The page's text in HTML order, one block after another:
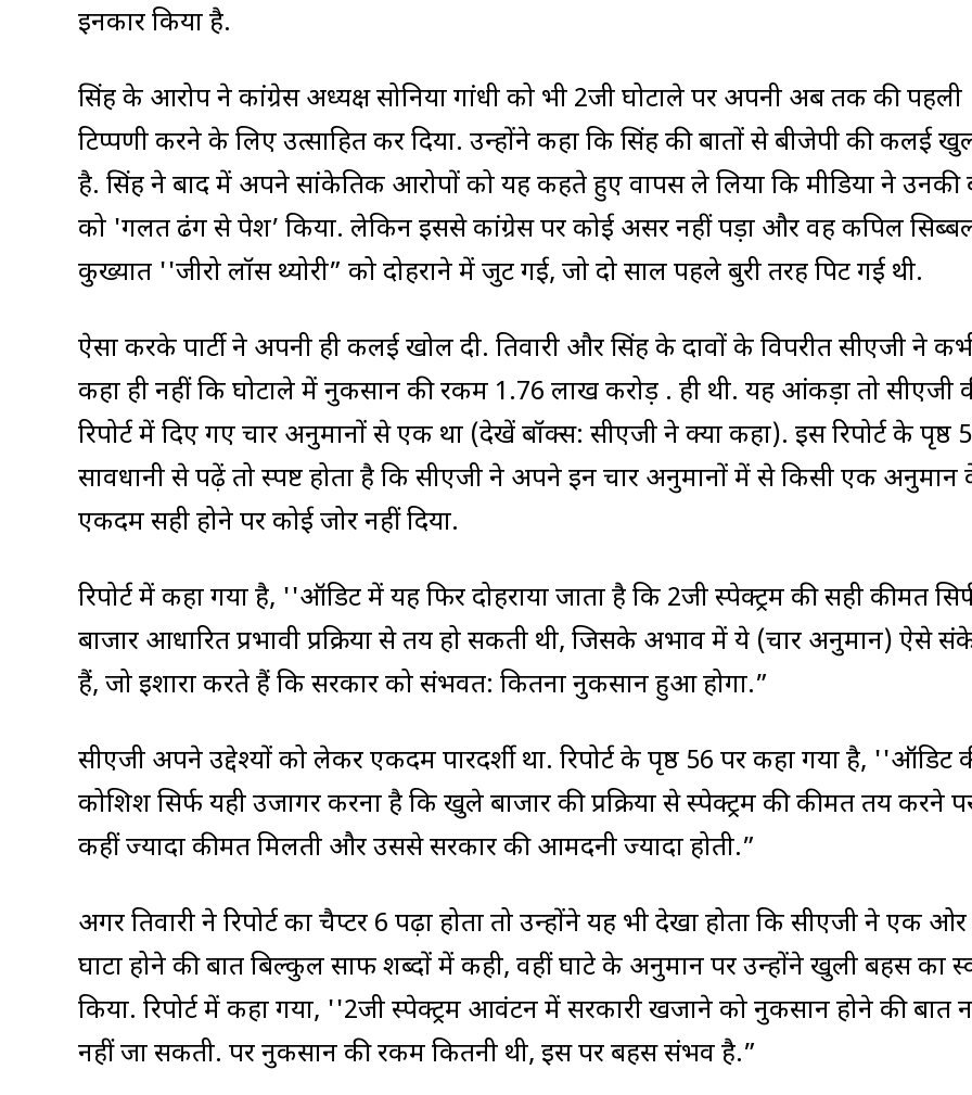
इनकार किया है.
सिंह के आरोप ने कांग्रेस अध्यक्ष सोनिया गांधी को भी 2जी घोटाले पर अपनी अब तक की पहली
टिप्पणी करने के लिए उत्साहित कर दिया. उन्होंने कहा कि सिंह की बातों से बीजेपी की कलई
है. सिंह ने बाद में अपने सांकेतिक आरोपों को यह कहते हुए वापस ले लिया कि मीडिया ने उनकी
को 'गलत ढंग से पेश’ किया. लेकिन इससे कांग्रेस पर कोई असर नहीं पड़ा और वह कपिल
कुख्यात ''जीरो लॉस थ्योरी” को दोहराने में जुट गई, जो दो साल पहले बुरी तरह पिट गई थी.
ऐसा करके पार्टी ने अपनी ही कलई खोल दी. तिवारी और सिंह के दावों के विपरीत सीएजी ने
कहा ही नहीं कि घोटाले में नुकसान की रकम 1.76 लाख करोड़ रु. ही थी. यह आंकड़ा तो सीएजी
रिपोर्ट में दिए गए चार अनुमानों से एक था (देखें बॉक्स: सीएजी ने क्या कहा). इस रिपोर्ट के पृष्ठ
सावधानी से पढ़ें तो स्पष्ट होता है कि सीएजी ने अपने इन चार अनुमानों में से किसी एक अनुमान
एकदम सही होने पर कोई जोर नहीं दिया.
रिपोर्ट में कहा गया है, ''ऑडिट में यह फिर दोहराया जाता है कि 2जी स्पेक्ट्रम की सही कीमत
बाजार आधारित प्रभावी प्रक्रिया से तय हो सकती थी, जिसके अभाव में ये (चार अनुमान) ऐसे
हैं, जो इशारा करते हैं कि सरकार को संभवत: कितना नुकसान हुआ होगा.”
सीएजी अपने उद्देश्यों को लेकर एकदम पारदर्शी था. रिपोर्ट के पृष्ठ 56 पर कहा गया है, ''ऑडिट
कोशिश सिर्फ यही उजागर करना है कि खुले बाजार की प्रक्रिया से स्पेक्ट्रम की कीमत तय करने
कहीं ज्यादा कीमत मिलती और उससे सरकार की आमदनी ज्यादा होती.”
अगर तिवारी ने रिपोर्ट का चैप्टर 6 पढ़ा होता तो उन्होंने यह भी देखा होता कि सीएजी ने एक
घाटा होने की बात बिल्कुल साफ शब्दों में कही, वहीं घाटे के अनुमान पर उन्होंने खुली बहस का
किया. रिपोर्ट में कहा गया, ''2जी स्पेक्ट्रम आवंटन में सरकारी खजाने को नुकसान होने की बात
नहीं जा सकती. पर नुकसान की रकम कितनी थी, इस पर बहस संभव है.”